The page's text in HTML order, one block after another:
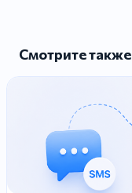
Смотрите также